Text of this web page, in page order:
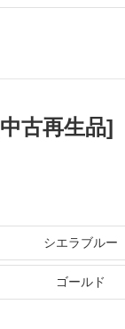
古再生品]
シエラブルー
ゴールド